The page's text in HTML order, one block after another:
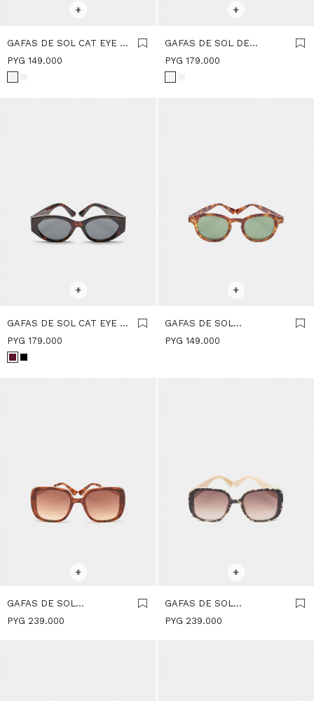
+
GAFAS DE SOL CAT EYE -
NEGRO
PYG 149.000
+
GAFAS DE SOL DE
MARIPOSA - NEGRO
PYG 179.000
+
GAFAS DE SOL CAT EYE -
MARRON
PYG 179.000
+
GAFAS DE SOL
REDONDAS - MARRON
PYG 149.000
+
GAFAS DE SOL
CUADRADAS - MARRON
PYG 239.000
+
GAFAS DE SOL
CUADRADAS - NEGRO
PYG 239.000